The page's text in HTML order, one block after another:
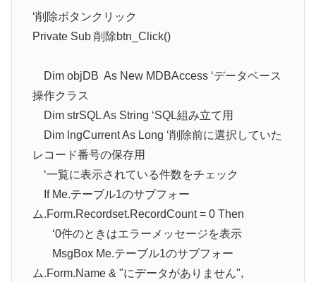
‘削除ボタンクリック
Private Sub 削除btn_Click()
Dim objDB As New MDBAccess ‘データベース
操作クラス
Dim strSQL As String ‘SQL組み立て用
Dim lngCurrent As Long ‘削除前に選択していた
レコード番号の保存用
‘一覧に表示されている件数をチェック
If Me.テーブル1のサブフォー
ム.Form.Recordset.RecordCount = 0 Then
‘0件のときはエラーメッセージを表示
MsgBox Me.テーブル1のサブフォー
ム.Form.Name & "にデータがありません",